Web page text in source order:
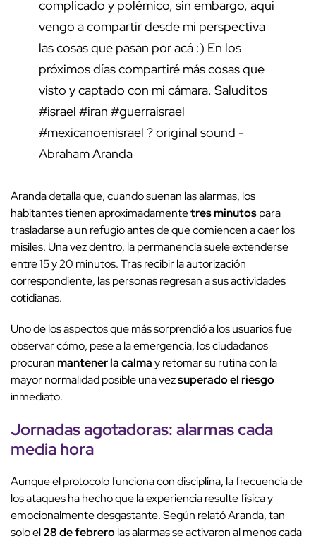
complicado y polémico, sin embargo, aquí
vengo a compartir desde mi perspectiva
las cosas que pasan por acá :) En los
próximos días compartiré más cosas que
visto y captado con mi cámara. Saluditos
#israel #iran #guerraisrael
#mexicanoenisrael ? original sound -
Abraham Aranda
Aranda detalla que, cuando suenan las alarmas, los
habitantes tienen aproximadamentetres minutospara
trasladarse a un refugio antes de que comiencen a caer los
misiles. Una vez dentro, la permanencia suele extenderse
entre 15 y 20 minutos. Tras recibir la autorización
correspondiente, las personas regresan a sus actividades
cotidianas.
Uno de los aspectos que más sorprendió a los usuarios fue
observar cómo, pese a la emergencia, los ciudadanos
procuranmantener la calmay retomar su rutina con la
mayor normalidad posible una vezsuperado el riesgo
inmediato.
Jornadas agotadoras:alarmas cada
media hora
Aunque el protocolo funciona con disciplina, la frecuencia de
los ataques ha hecho que la experiencia resulte física y
emocionalmente desgastante. Según relató Aranda, tan
solo el28 de febrerolas alarmas se activaron al menos cada